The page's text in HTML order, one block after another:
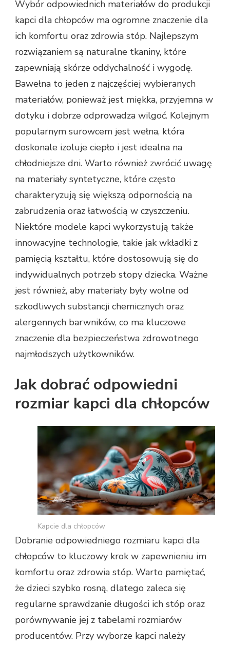
Wybór odpowiednich materiałów do produkcji
kapci dla chłopców ma ogromne znaczenie dla
ich komfortu oraz zdrowia stóp. Najlepszym
rozwiązaniem są naturalne tkaniny, które
zapewniają skórze oddychalność i wygodę.
Bawełna to jeden z najczęściej wybieranych
materiałów, ponieważ jest miękka, przyjemna w
dotyku i dobrze odprowadza wilgoć. Kolejnym
popularnym surowcem jest wełna, która
doskonale izoluje ciepło i jest idealna na
chłodniejsze dni. Warto również zwrócić uwagę
na materiały syntetyczne, które często
charakteryzują się większą odpornością na
zabrudzenia oraz łatwością w czyszczeniu.
Niektóre modele kapci wykorzystują także
innowacyjne technologie, takie jak wkładki z
pamięcią kształtu, które dostosowują się do
indywidualnych potrzeb stopy dziecka. Ważne
jest również, aby materiały były wolne od
szkodliwych substancji chemicznych oraz
alergennych barwników, co ma kluczowe
znaczenie dla bezpieczeństwa zdrowotnego
najmłodszych użytkowników.
Jak dobrać odpowiedni
rozmiar kapci dla chłopców
Kapcie dla chłopców
Dobranie odpowiedniego rozmiaru kapci dla
chłopców to kluczowy krok w zapewnieniu im
komfortu oraz zdrowia stóp. Warto pamiętać,
że dzieci szybko rosną, dlatego zaleca się
regularne sprawdzanie długości ich stóp oraz
porównywanie jej z tabelami rozmiarów
producentów. Przy wyborze kapci należy